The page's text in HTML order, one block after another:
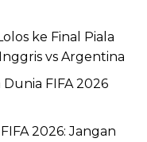
ke Final Piala
vs Argentina
FIFA 2026
2026: Jangan